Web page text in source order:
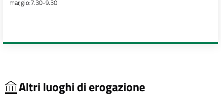
mar,gio:7.30-9.30
Altri luoghi di erogazione